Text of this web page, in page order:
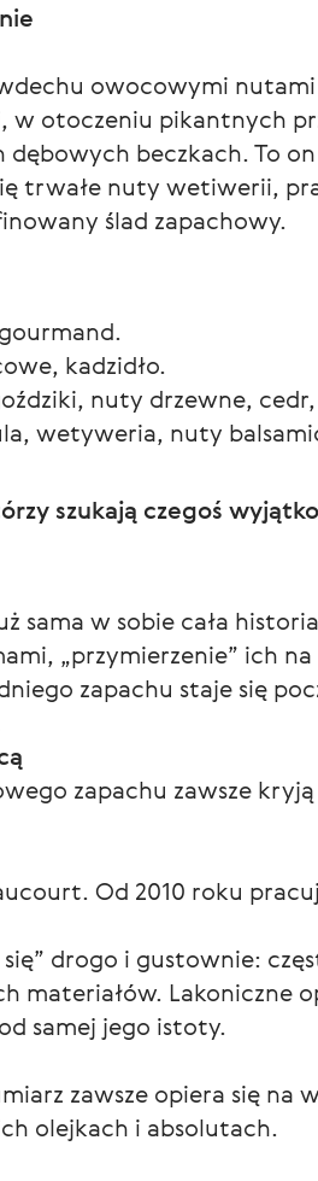
owocowymi
w otoczeniu pikantnych
beczkach. To
trwałe nuty wetiwerii,
ślad zapachowy.
kadzidło.
nuty drzewne,
wetyweria, nuty
szukają czegoś
sama w sobie cała
„przymierzenie” ich
zapachu staje się
zapachu zawsze
Od 2010 roku
drogo i gustownie:
materiałów. Lakoniczne
samej jego istoty.
zawsze opiera się na
olejkach i absolutach.